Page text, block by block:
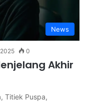
News
0
Akhir
Titiek Puspa,